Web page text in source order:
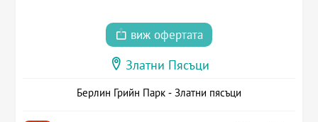
виж офертата
Златни Пясъци
Берлин Грийн Парк - Златни пясъци